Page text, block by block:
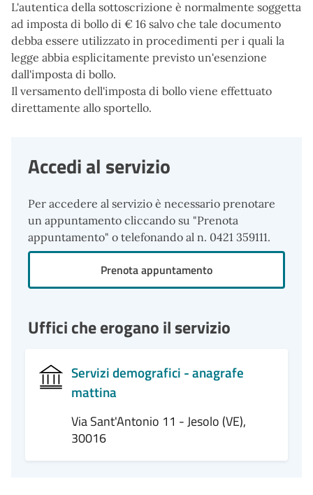
L'autentica della sottoscrizione è normalmente soggetta
ad imposta di bollo di € 16 salvo che tale documento
debba essere utilizzato in procedimenti per i quali la
legge abbia esplicitamente previsto un'esenzione
dall'imposta di bollo.
Il versamento dell'imposta di bollo viene effettuato
direttamente allo sportello.
Accedi al servizio
Per accedere al servizio è necessario prenotare
un appuntamento cliccando su "Prenota
appuntamento" o telefonando al n. 0421 359111.
Prenota appuntamento
Uffici che erogano il servizio
Servizi demografici - anagrafe
mattina
Via Sant'Antonio 11 - Jesolo (VE),
30016